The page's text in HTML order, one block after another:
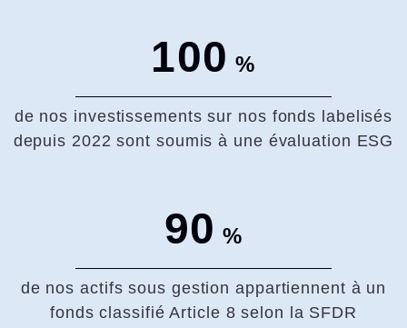
100 %
de nos investissements sur nos fonds labelisés
depuis 2022 sont soumis à une évaluation ESG
90 %
de nos actifs sous gestion appartiennent à un
fonds classifié Article 8 selon la SFDR